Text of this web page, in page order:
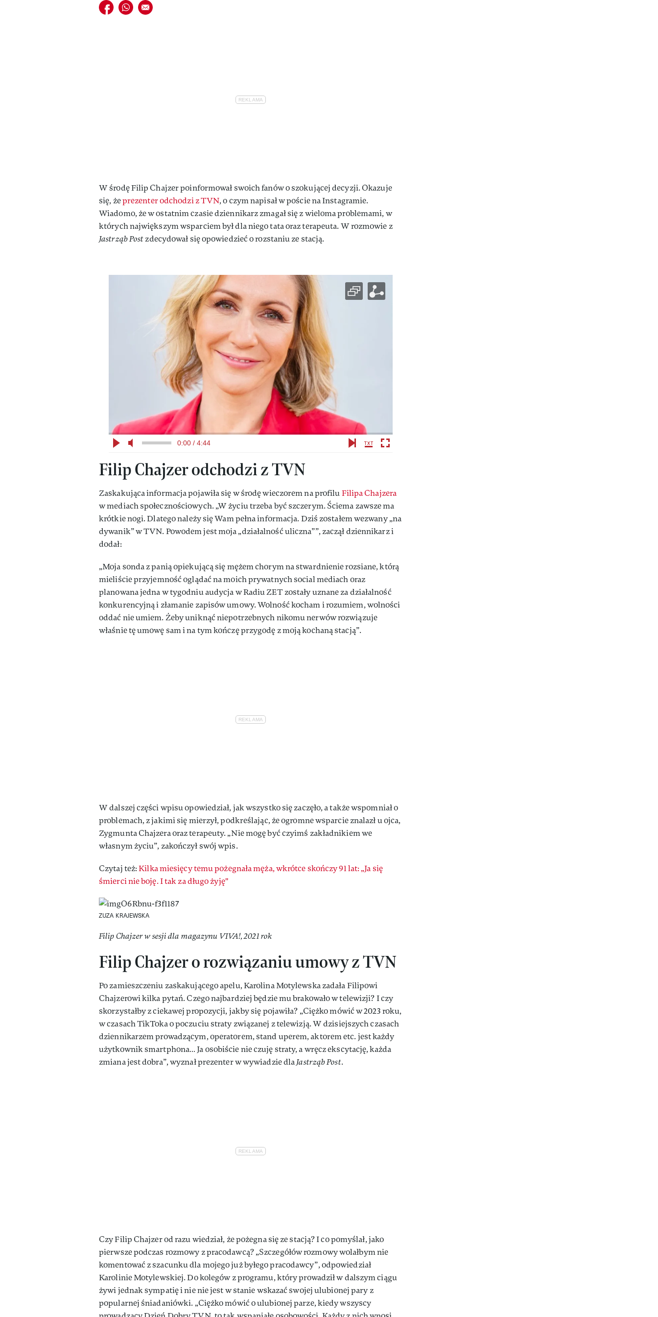
Udostępnij na facebook
Udostępnij na whatsapp
E-mail do przyjaciela
W środę Filip Chajzer poinformował swoich fanów o szokującej decyzji. Okazuje
się, żeprezenter odchodzi z TVN, o czym napisał w poście na Instagramie.
Wiadomo, że w ostatnim czasie dziennikarz zmagał się z wieloma problemami, w
których największym wsparciem był dla niego tata oraz terapeuta. W rozmowie z
Jastrząb Postzdecydował się opowiedzieć o rozstaniu ze stacją.
0:00 / 4:44
Filip Chajzer odchodzi z TVN
Zaskakująca informacja pojawiła się w środę wieczorem na profiluFilipa Chajzera
w mediach społecznościowych. „W życiu trzeba być szczerym. Ściema zawsze ma
krótkie nogi. Dlatego należy się Wam pełna informacja. Dziś zostałem wezwany „na
dywanik” w TVN. Powodem jest moja „działalność uliczna””, zaczął dziennikarz i
dodał:
„Moja sonda z panią opiekującą się mężem chorym na stwardnienie rozsiane, którą
mieliście przyjemność oglądać na moich prywatnych social mediach oraz
planowana jedna w tygodniu audycja w Radiu ZET zostały uznane za działalność
konkurencyjną i złamanie zapisów umowy. Wolność kocham i rozumiem, wolności
oddać nie umiem. Żeby uniknąć niepotrzebnych nikomu nerwów rozwiązuje
właśnie tę umowę sam i na tym kończę przygodę z moją kochaną stacją”.
W dalszej części wpisu opowiedział, jak wszystko się zaczęło, a także wspomniał o
problemach, z jakimi się mierzył, podkreślając, że ogromne wsparcie znalazł u ojca,
Zygmunta Chajzera oraz terapeuty. „Nie mogę być czyimś zakładnikiem we
własnym życiu”, zakończył swój wpis.
Czytaj też:Kilka miesięcy temu pożegnała męża, wkrótce skończy 91 lat: „Ja się
śmierci nie boję. I tak za długo żyję"
ZUZA KRAJEWSKA
Filip Chajzer w sesji dla magazynu VIVA!, 2021 rok
Filip Chajzer o rozwiązaniu umowy z TVN
Po zamieszczeniu zaskakującego apelu, Karolina Motylewska zadała Filipowi
Chajzerowi kilka pytań. Czego najbardziej będzie mu brakowało w telewizji? I czy
skorzystałby z ciekawej propozycji, jakby się pojawiła? „Ciężko mówić w 2023 roku,
w czasach TikToka o poczuciu straty związanej z telewizją. W dzisiejszych czasach
dziennikarzem prowadzącym, operatorem, stand uperem, aktorem etc. jest każdy
użytkownik smartphona… Ja osobiście nie czuję straty, a wręcz ekscytację, każda
zmiana jest dobra”, wyznał prezenter w wywiadzie dlaJastrząb Post.
Czy Filip Chajzer od razu wiedział, że pożegna się ze stacją? I co pomyślał, jako
pierwsze podczas rozmowy z pracodawcą? „Szczegółów rozmowy wolałbym nie
komentować z szacunku dla mojego już byłego pracodawcy”, odpowiedział
Karolinie Motylewskiej. Do kolegów z programu, który prowadził w dalszym ciągu
żywi jednak sympatię i nie nie jest w stanie wskazać swojej ulubionej pary z
popularnej śniadaniówki. „Ciężko mówić o ulubionej parze, kiedy wszyscy